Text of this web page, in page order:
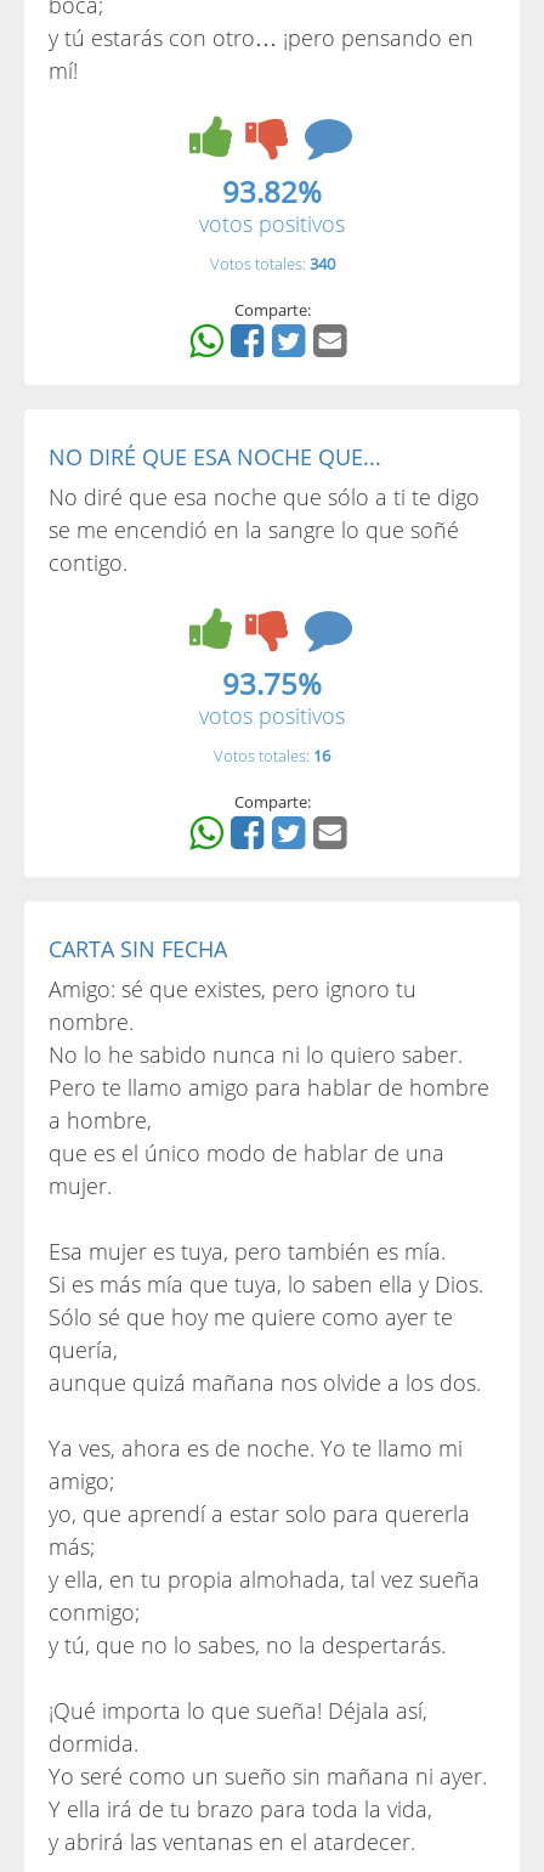
y tú estarás con otro… ¡pero pensando en
mí!
93.82%
votos positivos
Votos totales: 340
Comparte:
NO DIRÉ QUE ESA NOCHE QUE...
No diré que esa noche que sólo a ti te digo
se me encendió en la sangre lo que soñé
contigo.
93.75%
votos positivos
Votos totales: 16
Comparte:
CARTA SIN FECHA
Amigo: sé que existes, pero ignoro tu
nombre.
No lo he sabido nunca ni lo quiero saber.
Pero te llamo amigo para hablar de hombre
a hombre,
que es el único modo de hablar de una
mujer.
Esa mujer es tuya, pero también es mía.
Si es más mía que tuya, lo saben ella y Dios.
Sólo sé que hoy me quiere como ayer te
quería,
aunque quizá mañana nos olvide a los dos.
Ya ves, ahora es de noche. Yo te llamo mi
amigo;
yo, que aprendí a estar solo para quererla
más;
y ella, en tu propia almohada, tal vez sueña
conmigo;
y tú, que no lo sabes, no la despertarás.
¡Qué importa lo que sueña! Déjala así,
dormida.
Yo seré como un sueño sin mañana ni ayer.
Y ella irá de tu brazo para toda la vida,
y abrirá las ventanas en el atardecer.